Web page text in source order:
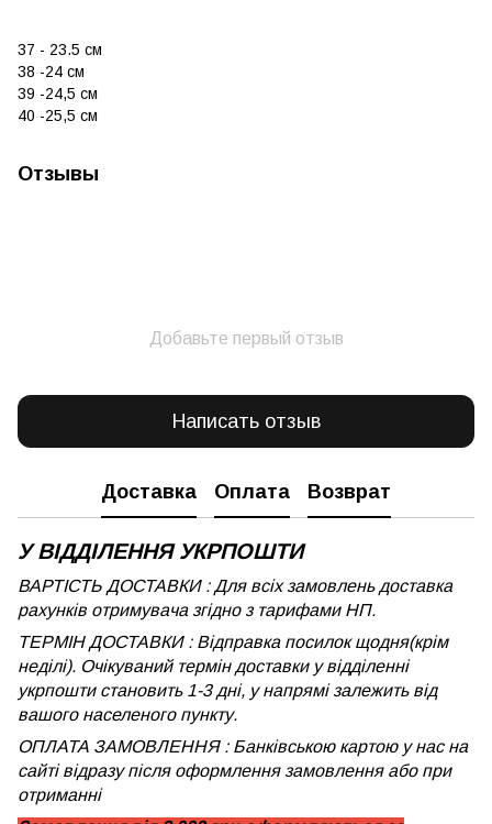
37 - 23.5 см
38 -24 см
39 -24,5 см
40 -25,5 см
Отзывы
Добавьте первый отзыв
Написать отзыв
Доставка Оплата Возврат
У ВІДДІЛЕННЯ УКРПОШТИ
ВАРТІСТЬ ДОСТАВКИ : Для всіх замовлень доставка
рахунків отримувача згідно з тарифами НП.
ТЕРМІН ДОСТАВКИ : Відправка посилок щодня(крім
неділі). Очікуваний термін доставки у відділенні
укрпошти становить 1-3 дні, у напрямі залежить від
вашого населеного пункту.
ОПЛАТА ЗАМОВЛЕННЯ : Банківською картою у нас на
сайті відразу після оформлення замовлення або при
отриманні